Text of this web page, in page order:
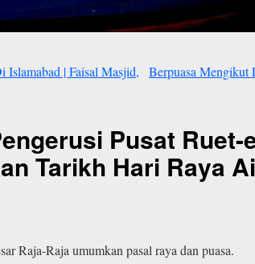
Islamabad | Faisal Masjid,
Berpuasa Mengikut
Pusat
Tarikh Hari Raya
Raja-Raja umumkan pasal raya dan puasa.